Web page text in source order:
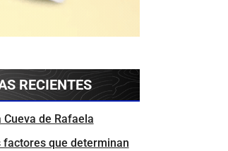
RECIENTES
Cueva de Rafaela
factores que determinan